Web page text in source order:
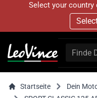
Select your
Startseite Dein